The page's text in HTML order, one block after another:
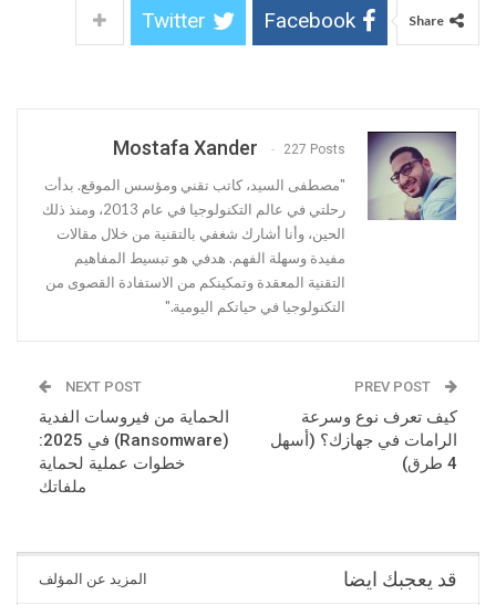
Share
Facebook
Twitter
Mostafa Xander 227 Posts
"مصطفى السيد، كاتب تقني ومؤسس الموقع. بدأت
رحلتي في عالم التكنولوجيا في عام 2013، ومنذ ذلك
الحين، وأنا أشارك شغفي بالتقنية من خلال مقالات
مفيدة وسهلة الفهم. هدفي هو تبسيط المفاهيم
التقنية المعقدة وتمكينكم من الاستفادة القصوى من
التكنولوجيا في حياتكم اليومية."
كيف تعرف نوع وسرعة
الرامات في جهازك؟ (أسهل
4 طرق)
NEXT POST
الحماية من فيروسات الفدية
(Ransomware) في 2025:
خطوات عملية لحماية
ملفاتك
قد يعجبك ايضا المزيد عن المؤلف